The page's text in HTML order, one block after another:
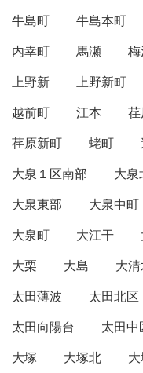
牛島町
牛島本町
内幸町
馬瀬
上野新
上野新町
越前町
江本
荏原新町
蛯町
大泉１区南部
大泉
大泉東部
大泉中町
大泉町
大江干
大栗
大島 大
太田薄波
太田北区
太田向陽台
太田中
大塚
大塚北